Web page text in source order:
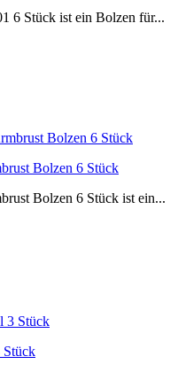
6 Stück ist ein Bolzen für...
Bolzen 6 Stück
Bolzen 6 Stück ist ein...
Stück